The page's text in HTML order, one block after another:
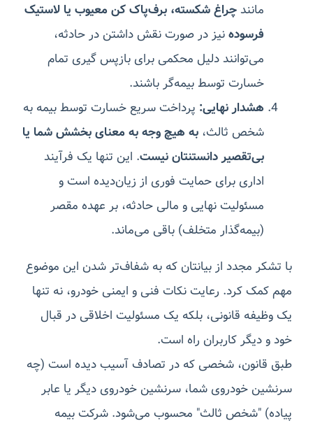
مانندچراغ شکسته، برف‌پاک کن معیوب یا لاستیک
فرسودهنیز در صورت نقش داشتن در حادثه،
می‌توانند دلیل محکمی برای بازپس گیری تمام
خسارت توسط بیمه‌گر باشند.
هشدار نهایی: پرداخت سریع خسارت توسط بیمه به
شخص ثالث، به هیچ وجه به معنای بخشش شما یا
بی‌تقصیر دانستنتان نیست. این تنها یک فرآیند
اداری برای حمایت فوری از زیان‌دیده است و
مسئولیت نهایی و مالی حادثه، بر عهده مقصر
(بیمه‌گذار متخلف) باقی می‌ماند.
با تشکر مجدد از بیانتان که به شفاف‌تر شدن این موضوع
مهم کمک کرد. رعایت نکات فنی و ایمنی خودرو، نه تنها
یک وظیفه قانونی، بلکه یک مسئولیت اخلاقی در قبال
خود و دیگر کاربران راه است.
طبق قانون، شخصی که در تصادف آسیب دیده است (چه
سرنشین خودروی شما، سرنشین خودروی دیگر یا عابر
پیاده) "شخص ثالث" محسوب می‌شود. شرکت بیمه